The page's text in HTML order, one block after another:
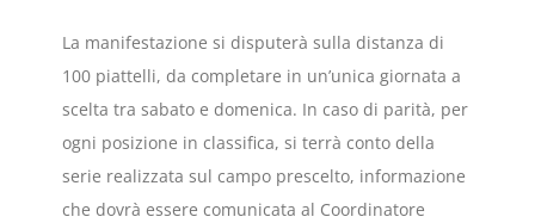
La manifestazione si disputerà sulla distanza di
100 piattelli, da completare in un’unica giornata a
scelta tra sabato e domenica. In caso di parità, per
ogni posizione in classifica, si terrà conto della
serie realizzata sul campo prescelto, informazione
che dovrà essere comunicata al Coordinatore